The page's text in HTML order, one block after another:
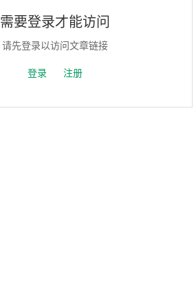
需要登录才能访问
请先登录以访问文章链接
登录 注册